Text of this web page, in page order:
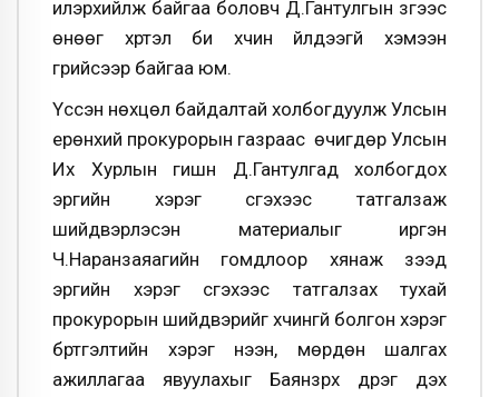
илэрхийлж байгаа боловч Д.Гантулгын зүгээс
өнөөг хүртэл би хүчин үйлдээгүй хэмээн
гүрийсээр байгаа юм.
Үүссэн нөхцөл байдалтай холбогдуулж Улсын
ерөнхий прокурорын газраас өчигдөр Улсын
Их Хурлын гишүүн Д.Гантулгад холбогдох
эрүүгийн хэрэг үүсгэхээс татгалзаж
шийдвэрлэсэн материалыг иргэн
Ч.Наранзаяагийн гомдлоор хянаж үзээд
эрүүгийн хэрэг үүсгэхээс татгалзах тухай
прокурорын шийдвэрийг хүчингүй болгон хэрэг
бүртгэлтийн хэрэг нээн, мөрдөн шалгах
ажиллагаа явуулахыг Баянзүрх дүүрэг дэх